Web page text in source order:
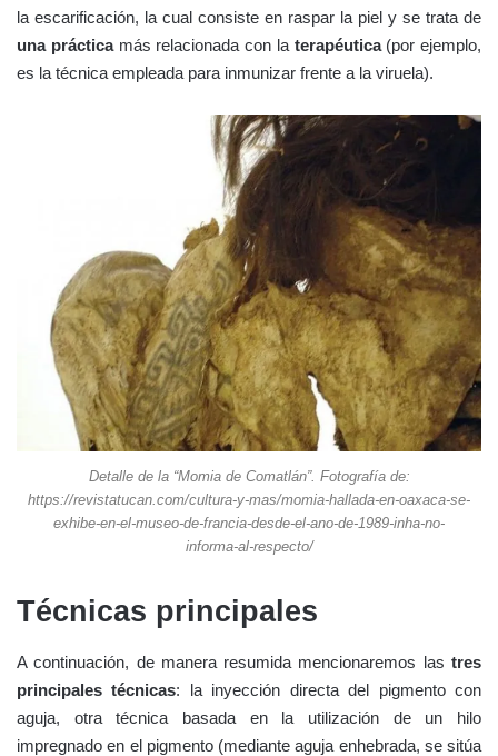
la escarificación, la cual consiste en raspar la piel y se trata de
una prácticamás relacionada con la terapéutica(por ejemplo,
es la técnica empleada para inmunizar frente a la viruela).
Detalle de la “Momia de Comatlán”. Fotografía de:
https://revistatucan.com/cultura-y-mas/momia-hallada-en-oaxaca-se-
exhibe-en-el-museo-de-francia-desde-el-ano-de-1989-inha-no-
informa-al-respecto/
Técnicas principales
A continuación, de manera resumida mencionaremos las tres
principales técnicas: la inyección directa del pigmento con
aguja, otra técnica basada en la utilización de un hilo
impregnado en el pigmento (mediante aguja enhebrada, se sitúa